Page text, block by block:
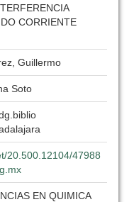
CORRIENTE
Guillermo
Soto
20.500.12104/47988
EN QUIMICA